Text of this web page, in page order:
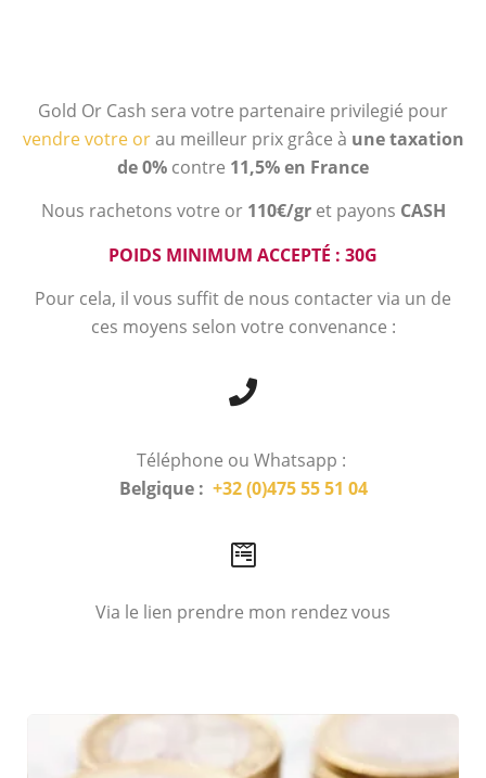
Gold Or Cash sera votre partenaire privilegié pour
vendre votre orau meilleur prix grâce à une taxation
de 0% contre 11,5% en France
Nous rachetons votre or 110€/gr et payons CASH
POIDS MINIMUM ACCEPTÉ : 30G
Pour cela, il vous suffit de nous contacter via un de
ces moyens selon votre convenance :
Téléphone ou Whatsapp :
Belgique : +32 (0)475 55 51 04
Via le lien prendre mon rendez vous